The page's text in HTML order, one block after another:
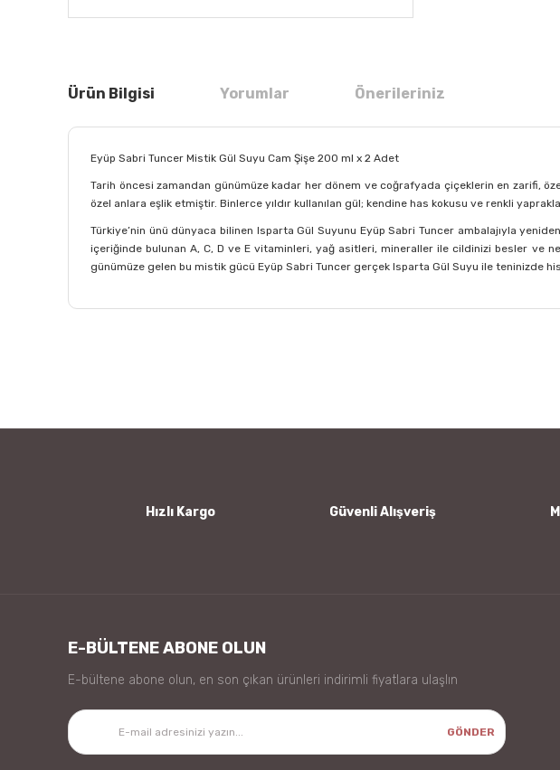
Ürün Bilgisi Yorumlar Önerileriniz
Eyüp Sabri Tuncer Mistik Gül Suyu Cam Şişe 200 ml x 2 Adet
Tarih öncesi zamandan günümüze kadar her dönem ve coğrafyada çiçeklerin en zarifi,
özel anlara eşlik etmiştir. Binlerce yıldır kullanılan gül; kendine has kokusu ve renkli
Türkiye’nin ünü dünyaca bilinen Isparta Gül Suyunu Eyüp Sabri Tuncer ambalajıyla
içeriğinde bulunan A, C, D ve E vitaminleri, yağ asitleri, mineraller ile cildinizi besler ve
günümüze gelen bu mistik gücü Eyüp Sabri Tuncer gerçek Isparta Gül Suyu ile teninizde
Hızlı Kargo Güvenli Alışveriş
E-BÜLTENE ABONE OLUN
E-bültene abone olun, en son çıkan ürünleri indirimli fiyatlara ulaşlın
GÖNDER